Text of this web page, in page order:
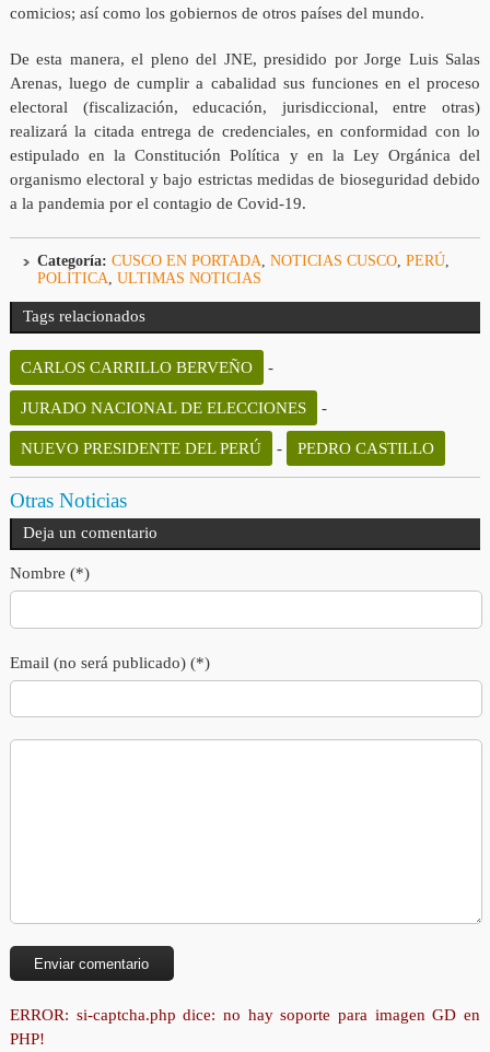
comicios; así como los gobiernos de otros países del mundo.
De esta manera, el pleno del JNE, presidido por Jorge Luis Salas
Arenas, luego de cumplir a cabalidad sus funciones en el proceso
electoral (fiscalización, educación, jurisdiccional, entre otras)
realizará la citada entrega de credenciales, en conformidad con lo
estipulado en la Constitución Política y en la Ley Orgánica del
organismo electoral y bajo estrictas medidas de bioseguridad debido
a la pandemia por el contagio de Covid-19.
Categoría: CUSCO EN PORTADA, NOTICIAS CUSCO, PERÚ,
POLÍTICA, ULTIMAS NOTICIAS
Tags relacionados
CARLOS CARRILLO BERVEÑO -
JURADO NACIONAL DE ELECCIONES -
NUEVO PRESIDENTE DEL PERÚ - PEDRO CASTILLO
Otras Noticias
Deja un comentario
Nombre (*)
Email (no será publicado) (*)
ERROR: si-captcha.php dice: no hay soporte para imagen GD en
PHP!